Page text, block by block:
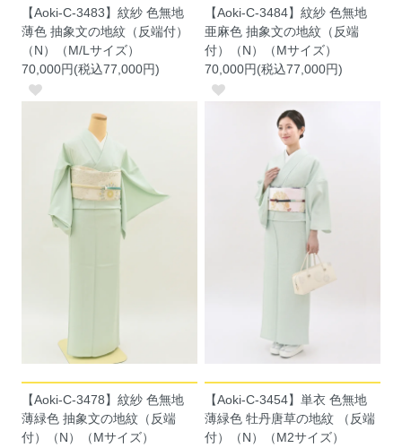
【Aoki-C-3483】紋紗 色無地
薄色 抽象文の地紋（反端付）
（N）（M/Lサイズ）
70,000円(税込77,000円)
【Aoki-C-3484】紋紗 色無地
亜麻色 抽象文の地紋（反端
付）（N）（Mサイズ）
70,000円(税込77,000円)
【Aoki-C-3478】紋紗 色無地
薄緑色 抽象文の地紋（反端
付）（N）（Mサイズ）
【Aoki-C-3454】単衣 色無地
薄緑色 牡丹唐草の地紋 （反端
付）（N）（M2サイズ）